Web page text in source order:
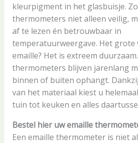
kleurpigment in het glasbuisje.
thermometers niet alleen veilig,
af te lezen én betrouwbaar in
temperatuurweergave. Het grote
emaille? Het is extreem
thermometers blijven jarenlang
binnen of buiten ophangt.
van het materiaal kiest u
tuin tot keuken en alles
Bestel hier uw emaille
Een emaille thermometer is niet